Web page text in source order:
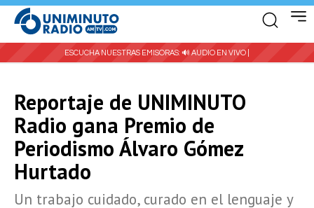
ESCUCHA NUESTRAS EMISORAS: 🔊 AUDIO EN VIVO |
Reportaje de UNIMINUTO
Radio gana Premio de
Periodismo Álvaro Gómez
Hurtado
Un trabajo cuidado, curado en el lenguaje y